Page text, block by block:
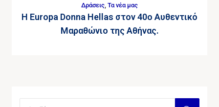
Δράσεις, Τα νέα μας
Η Europa Donna Hellas στον 40ο Αυθεντικό
Μαραθώνιο της Αθήνας.